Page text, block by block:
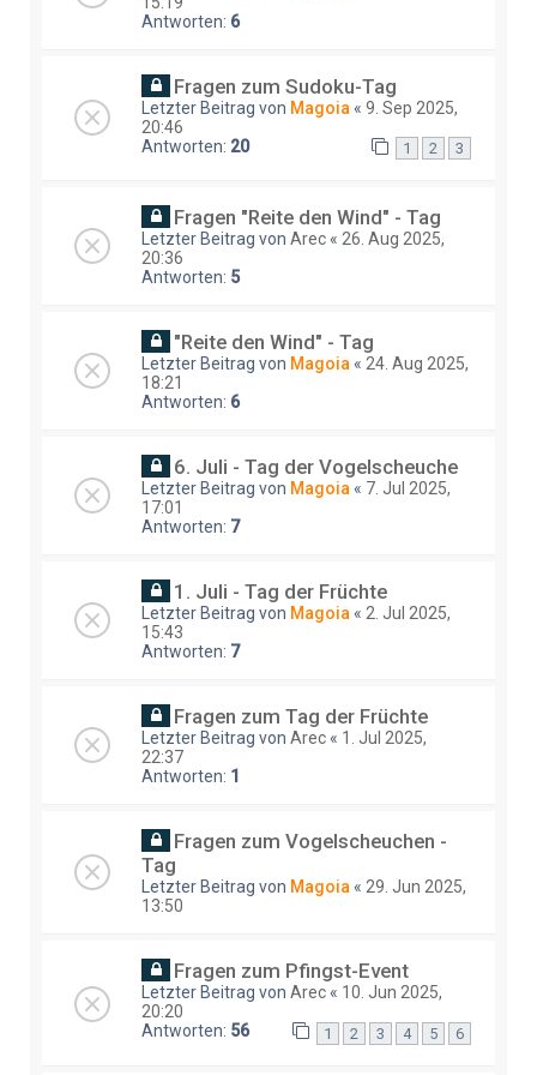
Antworten: 6
Fragen zum Sudoku-Tag
Letzter Beitrag von Magoia « 9. Sep 2025,
20:46
Antworten: 20 1 2 3
Fragen "Reite den Wind" - Tag
Letzter Beitrag von Arec « 26. Aug 2025,
20:36
Antworten: 5
"Reite den Wind" - Tag
Letzter Beitrag von Magoia « 24. Aug 2025,
18:21
Antworten: 6
6. Juli - Tag der Vogelscheuche
Letzter Beitrag von Magoia « 7. Jul 2025,
17:01
Antworten: 7
1. Juli - Tag der Früchte
Letzter Beitrag von Magoia « 2. Jul 2025,
15:43
Antworten: 7
Fragen zum Tag der Früchte
Letzter Beitrag von Arec « 1. Jul 2025,
22:37
Antworten: 1
Fragen zum Vogelscheuchen -
Tag
Letzter Beitrag von Magoia « 29. Jun 2025,
13:50
Fragen zum Pfingst-Event
Letzter Beitrag von Arec « 10. Jun 2025,
20:20
Antworten: 56 1 2 3 4 5 6